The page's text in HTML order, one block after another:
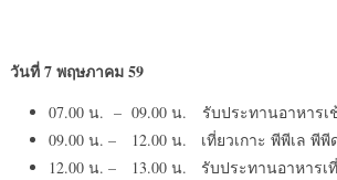
วันที่7 พฤษภาคม 59
07.00 น. – 09.00 น. รับประทานอาหารเ
09.00 น. – 12.00 น. เที่ยวเกาะ พีพีเล พีพี
12.00 น. – 13.00 น. รับประทานอาหารเ